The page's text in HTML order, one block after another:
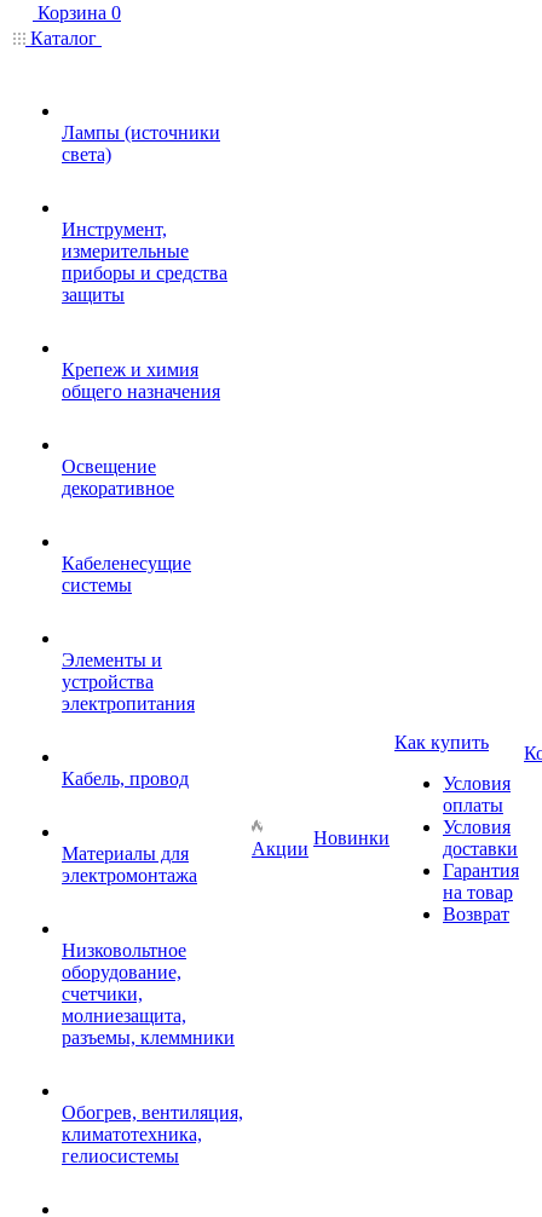
Корзина 0
Каталог
Лампы (источники
света)
Инструмент,
измерительные
приборы и средства
защиты
Крепеж и химия
общего назначения
Освещение
декоративное
Кабеленесущие
системы
Элементы и
устройства
электропитания
Кабель, провод
Материалы для
электромонтажа
Низковольтное
оборудование,
счетчики,
молниезащита,
разъемы, клеммники
Обогрев, вентиляция,
климатотехника,
гелиосистемы
Акции
Новинки
Как купить
Условия
оплаты
Условия
доставки
Гарантия
на товар
Возврат